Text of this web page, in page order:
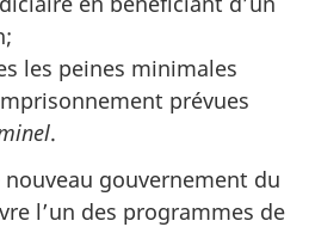
les peines minimales
prévues
.
nouveau gouvernement du
l’un des programmes de